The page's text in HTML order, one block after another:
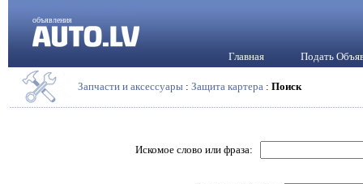
объявления
Главная Подать
Запчасти и аксессуары : Защита картера : Поиск
Искомое слово или фраза: